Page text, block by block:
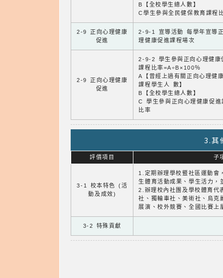
B【全校學生總人數】
C學生參與全民健保教育課程
2-9 正向心理健康
促進
2-9-1 宣導活動 每學年宣導
理健康促進課程場次
2-9 正向心理健康
促進
2-9-2 學生參與正向心理健康
課程比率=A÷B×100％
A【曾經上過有關正向心理健
課程學生人 數】
B【全校學生總人數】
C 學生參與正向心理健康促進
比率
3.其
評價項目 子
3-1 校本特色 (活
動及成效)
1.定期辦理學校暨社區運動會
生體育活動成果、學生活力，
2.辦理校內社團及學校體育代
社、獨輪車社、美術社、烏
展演、校外競賽、全國比賽上
3-2 特殊貢獻